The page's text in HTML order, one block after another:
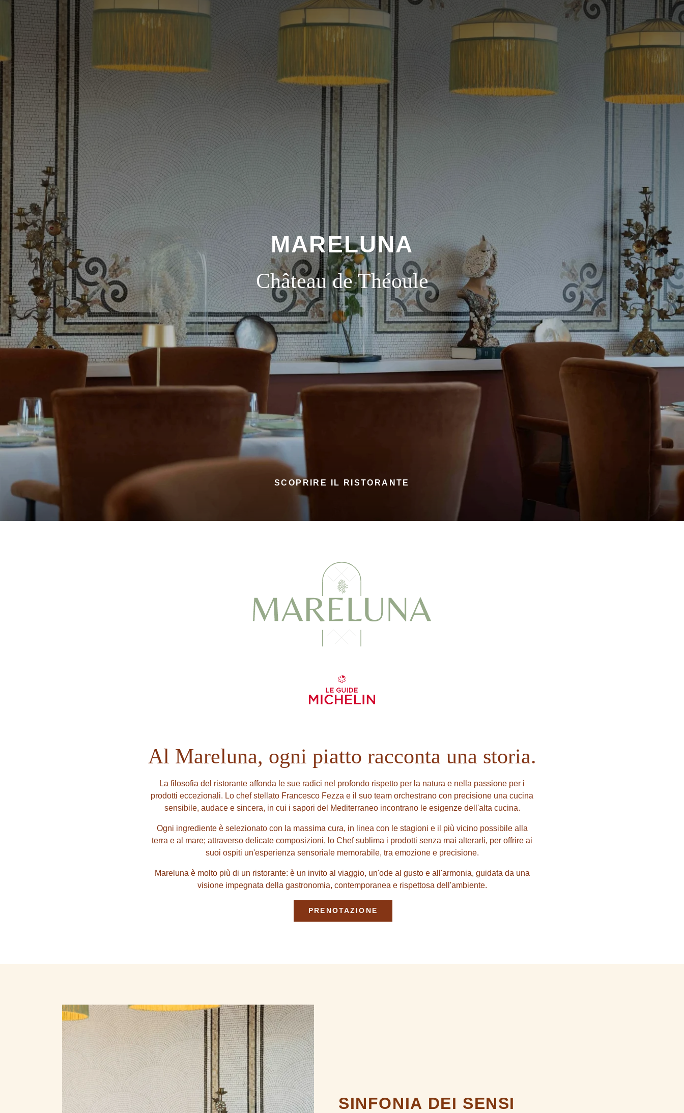
MARELUNA
Château de Théoule
SCOPRIRE IL RISTORANTE
Al Mareluna, ogni piatto racconta una storia.
La filosofia del ristorante affonda le sue radici nel profondo rispetto per la natura e nella passione per i
prodotti eccezionali. Lo chef stellato Francesco Fezza e il suo team orchestrano con precisione una cucina
sensibile, audace e sincera, in cui i sapori del Mediterraneo incontrano le esigenze dell'alta cucina.
Ogni ingrediente è selezionato con la massima cura, in linea con le stagioni e il più vicino possibile alla
terra e al mare; attraverso delicate composizioni, lo Chef sublima i prodotti senza mai alterarli, per offrire ai
suoi ospiti un'esperienza sensoriale memorabile, tra emozione e precisione.
Mareluna è molto più di un ristorante: è un invito al viaggio, un'ode al gusto e all'armonia, guidata da una
visione impegnata della gastronomia, contemporanea e rispettosa dell'ambiente.
PRENOTAZIONE
SINFONIA DEI SENSI
CAMERE ET SUITE
MARELUNA
LA PLAGE BLANCHE
SALON DU CHÂTEAU